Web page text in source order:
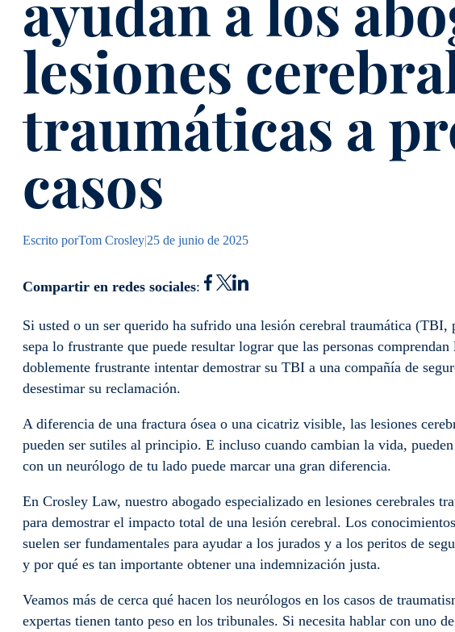
lesiones
traumáticas a
casos
Escrito porTom Crosley|25 de junio de 2025
Compartir en redes sociales:
Si usted o un ser querido ha sufrido una lesión cerebral traumática (TBI,
sepa lo frustrante que puede resultar lograr que las personas
doblemente frustrante intentar demostrar su TBI a una compañía de
desestimar su reclamación.
A diferencia de una fractura ósea o una cicatriz visible, las lesiones
pueden ser sutiles al principio. E incluso cuando cambian la vida,
con un neurólogo de tu lado puede marcar una gran diferencia.
En Crosley Law, nuestro abogado especializado en lesiones cerebrales
para demostrar el impacto total de una lesión cerebral. Los
suelen ser fundamentales para ayudar a los jurados y a los peritos de
y por qué es tan importante obtener una indemnización justa.
Veamos más de cerca qué hacen los neurólogos en los casos de
expertas tienen tanto peso en los tribunales. Si necesita hablar con uno